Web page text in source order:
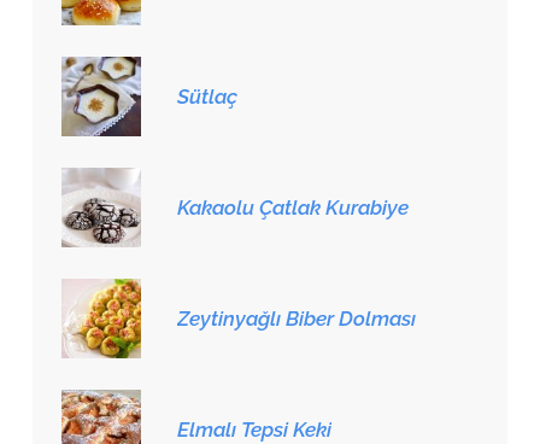
Sütlaç
Kakaolu Çatlak Kurabiye
Zeytinyağlı Biber Dolması
Elmalı Tepsi Keki